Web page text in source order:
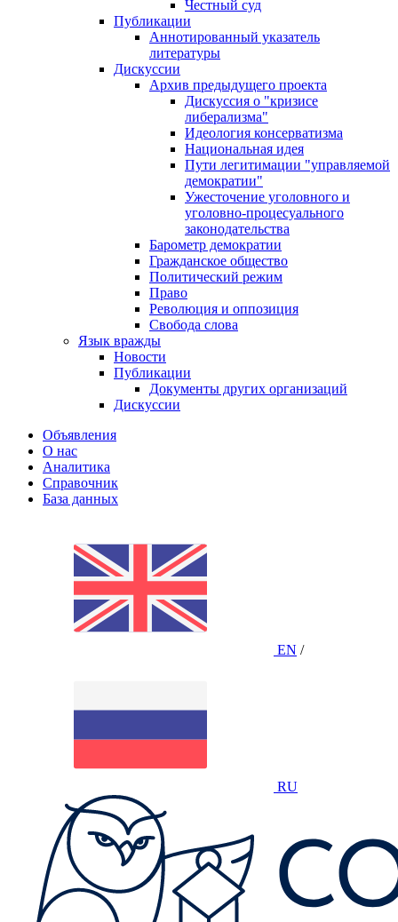
Честный суд
Публикации
Аннотированный указатель
литературы
Дискуссии
Архив предыдущего проекта
Дискуссия о "кризисе
либерализма"
Идеология консерватизма
Национальная идея
Пути легитимации "управляемой
демократии"
Ужесточение уголовного и
уголовно-процесуального
законодательства
Барометр демократии
Гражданское общество
Политический режим
Право
Революция и оппозиция
Свобода слова
Язык вражды
Новости
Публикации
Документы других организаций
Дискуссии
Объявления
О нас
Аналитика
Справочник
База данных
EN /
RU